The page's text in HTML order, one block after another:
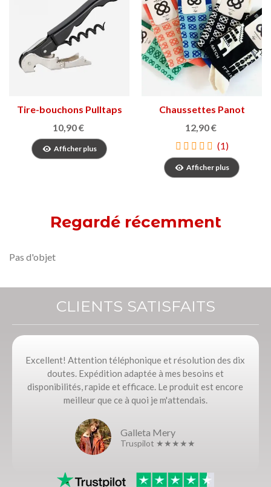
Tire-bouchons Pulltaps
10,90 €
Afficher plus
Chaussettes Panot
Barcelone
12,90 €
(1)
Afficher plus
Regardé récemment
Pas d'objet
CLIENTS SATISFAITS
Excellent! Attention téléphonique et résolution des dix
doutes. Expédition adaptée à mes besoins et
disponibilités, rapide et efficace. Le produit est encore
meilleur que ce à quoi je m'attendais.
Galleta Mery
Truspilot ★★★★★